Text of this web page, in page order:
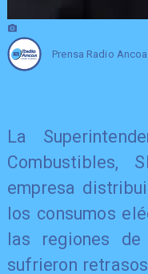
Prensa Radio Ancoa
La
Combustibles,
empresa
los consumos
las regiones de
sufrieron